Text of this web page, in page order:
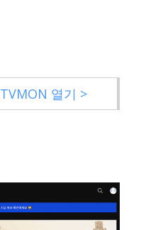
TVMON 열기 >